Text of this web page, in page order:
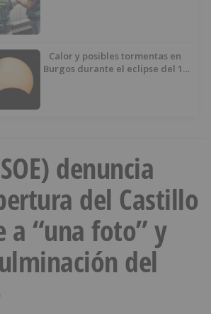
Calor y posibles tormentas en
Burgos durante el eclipse del 12
denuncia
del Castillo
a “una foto” y
del